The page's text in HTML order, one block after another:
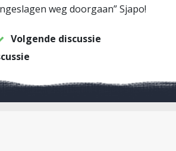
weg doorgaan” Sjapo!
Volgende discussie